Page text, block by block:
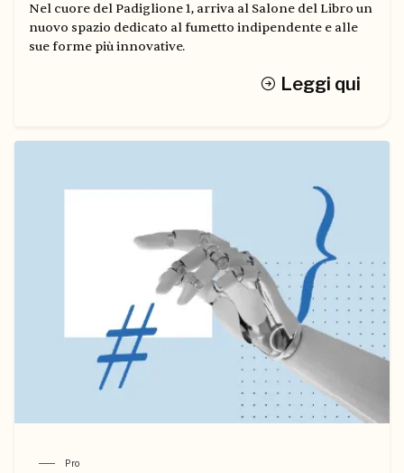
Nel cuore del Padiglione 1, arriva al Salone del Libro un
nuovo spazio dedicato al fumetto indipendente e alle
sue forme più innovative.
Leggi qui
Pro